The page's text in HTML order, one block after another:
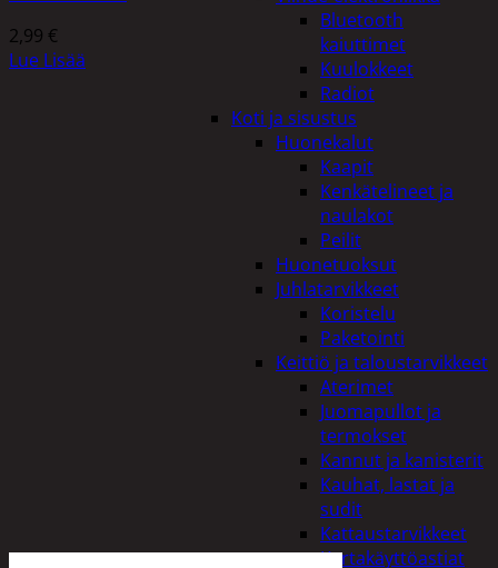
Bluetooth
kaiuttimet
Kuulokkeet
Radiot
Koti ja sisustus
Huonekalut
Kaapit
Kenkätelineet ja
naulakot
Peilit
Huonetuoksut
Juhlatarvikkeet
Koristelu
Paketointi
Keittiö ja taloustarvikkeet
Aterimet
Juomapullot ja
termokset
Kannut ja kanisterit
Kauhat, lastat ja
sudit
Kattaustarvikkeet
Kertakäyttöastiat
2,99 €
Lue Lisää